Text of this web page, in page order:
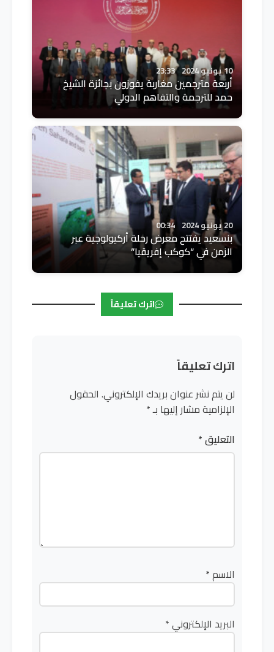
10 يونيو 2024 23:33
أربعة مترجمين مغاربة يفوزون بجائزة الشيخ
حمد للترجمة والتفاهم الدولي
20 يونيو 2024 00:34
بنسعيد يفتتح معرض رحلة أركيولوجية عبر
الزمن في “كوكب إفريقيا”
اترك تعليقاً
اترك تعليقاً
لن يتم نشر عنوان بريدك الإلكتروني. الحقول
الإلزامية مشار إليها بـ*
التعليق*
الاسم*
البريد الإلكتروني*